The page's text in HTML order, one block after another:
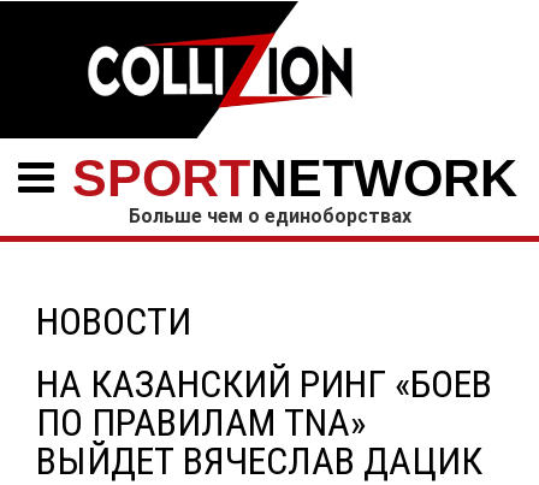
SPORTNETWORK
Больше чем о единоборствах
НОВОСТИ
НА КАЗАНСКИЙ РИНГ «БОЕВ
ПО ПРАВИЛАМ TNA»
ВЫЙДЕТ ВЯЧЕСЛАВ ДАЦИК